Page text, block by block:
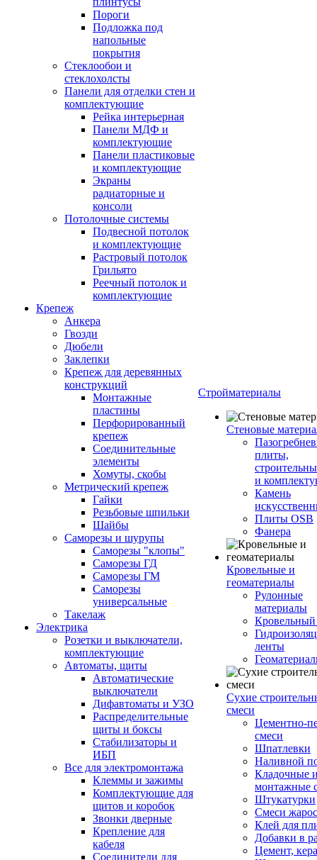
Пороги
Подложка под
напольные
покрытия
Стеклообои и
стеклохолсты
Панели для отделки стен и
комплектующие
Рейка интерьерная
Панели МДФ и
комплектующие
Панели пластиковые
и комплектующие
Экраны
радиаторные и
консоли
Потолочные системы
Подвесной потолок
и комплектующие
Растровый потолок
Грильято
Реечный потолок и
комплектующие
Крепеж
Анкера
Гвозди
Дюбели
Заклепки
Крепеж для деревянных
конструкций
Монтажные
пластины
Перфорированный
крепеж
Соединительные
элементы
Хомуты, скобы
Метрический крепеж
Гайки
Резьбовые шпильки
Шайбы
Саморезы и шурупы
Саморезы "клопы"
Саморезы ГД
Саморезы ГМ
Саморезы
универсальные
Такелаж
Электрика
Розетки и выключатели,
комплектующие
Автоматы, щиты
Автоматические
выключатели
Дифавтоматы и УЗО
Распределительные
щиты и боксы
Стабилизаторы и
ИБП
Все для электромонтажа
Клеммы и зажимы
Комплектующие для
щитов и коробок
Звонки дверные
Крепление для
кабеля
Соединители для
Стройматериалы
Стеновые
плиты,
и
Камень
Плиты OSB
Фанера
Кровельные и
геоматериалы
Рулонные
материалы
ленты
Сухие
смеси
Цементно-
смеси
Шпатлевки
Наливной
Кладочные
монтажные
Штукатурки
Смеси
Клей для
Добавки в
Цемент,